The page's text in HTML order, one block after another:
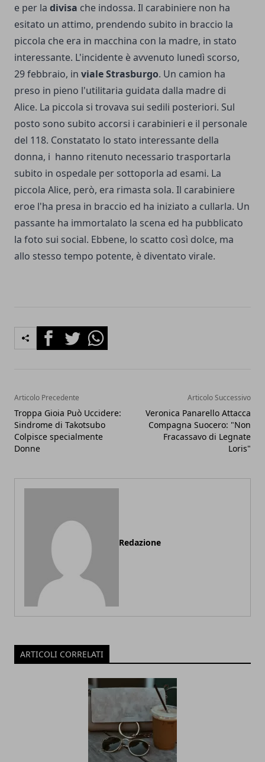
e per la divisa che indossa. Il carabiniere non ha
esitato un attimo, prendendo subito in braccio la
piccola che era in macchina con la madre, in stato
interessante. L'incidente è avvenuto lunedì scorso,
29 febbraio, in viale Strasburgo. Un camion ha
preso in pieno l'utilitaria guidata dalla madre di
Alice. La piccola si trovava sui sedili posteriori. Sul
posto sono subito accorsi i carabinieri e il personale
del 118. Constatato lo stato interessante della
donna, i hanno ritenuto necessario trasportarla
subito in ospedale per sottoporla ad esami. La
piccola Alice, però, era rimasta sola. Il carabiniere
eroe l'ha presa in braccio ed ha iniziato a cullarla. Un
passante ha immortalato la scena ed ha pubblicato
la foto sui social. Ebbene, lo scatto così dolce, ma
allo stesso tempo potente, è diventato virale.
FacebookTwitterWhatsapp
Articolo Precedente
Troppa Gioia Può Uccidere:
Sindrome di Takotsubo
Colpisce specialmente
Donne
Articolo Successivo
Veronica Panarello Attacca
Compagna Suocero: "Non
Fracassavo di Legnate
Loris"
Redazione
ARTICOLI CORRELATI